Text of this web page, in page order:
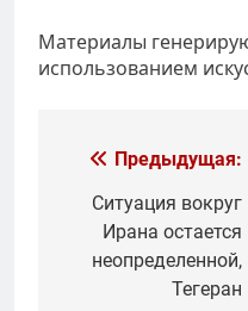
Материалы
использованием
Навигация
по
записям
Предыдущая:
Ситуация вокруг
Ирана остается
неопределенной,
Тегеран